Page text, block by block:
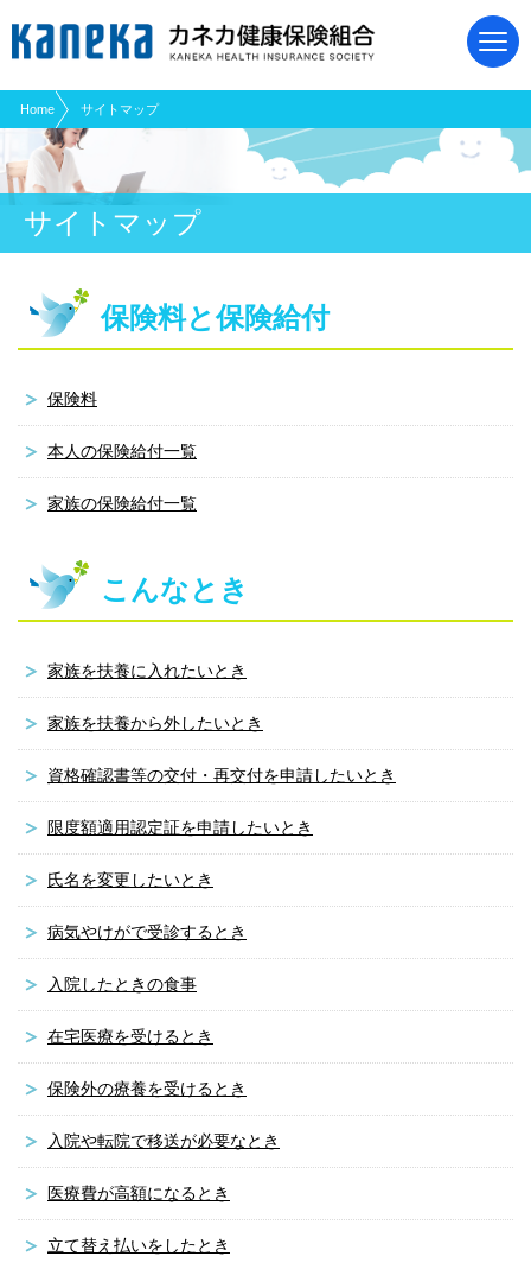
Home サイトマップ
サイトマップ
保険料と保険給付
保険料
本人の保険給付一覧
家族の保険給付一覧
こんなとき
家族を扶養に入れたいとき
家族を扶養から外したいとき
資格確認書等の交付・再交付を申請したいとき
限度額適用認定証を申請したいとき
氏名を変更したいとき
病気やけがで受診するとき
入院したときの食事
在宅医療を受けるとき
保険外の療養を受けるとき
入院や転院で移送が必要なとき
医療費が高額になるとき
立て替え払いをしたとき